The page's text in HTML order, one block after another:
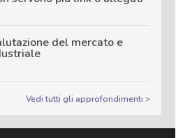
del mercato e
Vedi tutti gli approfondimenti >